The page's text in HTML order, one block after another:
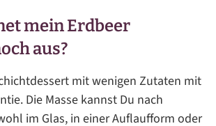
mein Erdbeer
aus?
mit wenigen Zutaten mit
Die Masse kannst Du nach
im Glas, in einer Auflaufform oder